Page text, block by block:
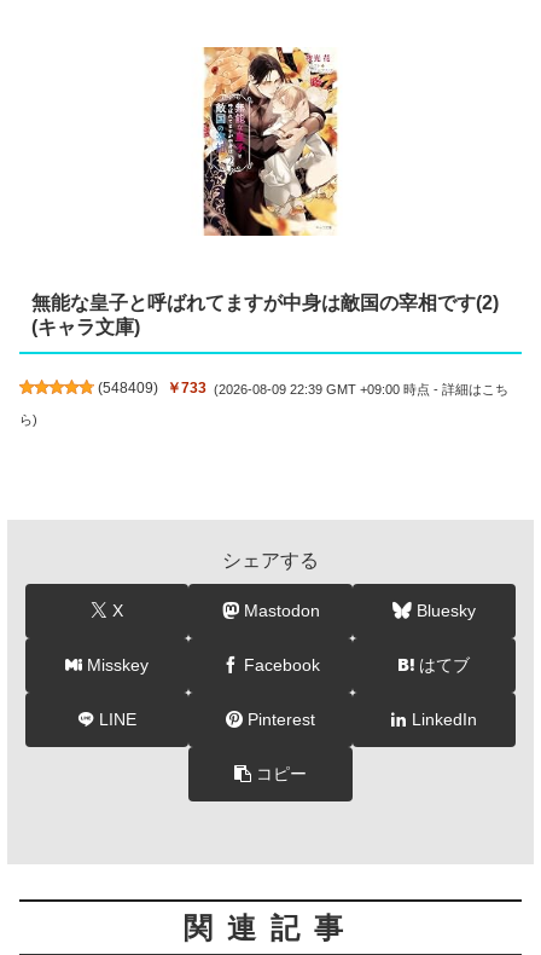
無能な皇子と呼ばれてますが中身は敵国の宰相です(2)
(キャラ文庫)
(548409) ￥733 (2026-08-09 22:39 GMT +09:00 時点 -詳細はこち
ら)
シェアする
X Mastodon Bluesky
Misskey Facebook はてブ
LINE Pinterest LinkedIn
コピー
関連記事